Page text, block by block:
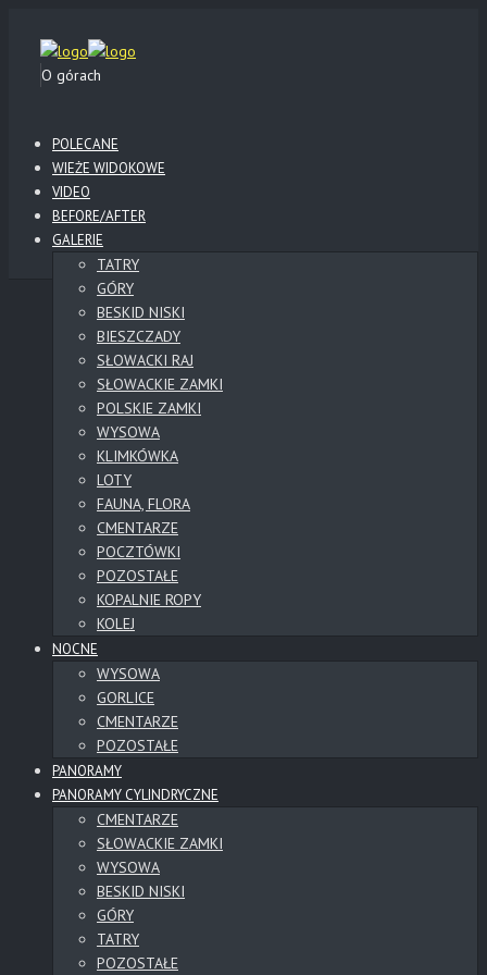
O górach
POLECANE
WIEŻE WIDOKOWE
VIDEO
BEFORE/AFTER
GALERIE
TATRY
GÓRY
BESKID NISKI
BIESZCZADY
SŁOWACKI RAJ
SŁOWACKIE ZAMKI
POLSKIE ZAMKI
WYSOWA
KLIMKÓWKA
LOTY
FAUNA, FLORA
CMENTARZE
POCZTÓWKI
POZOSTAŁE
KOPALNIE ROPY
KOLEJ
NOCNE
WYSOWA
GORLICE
CMENTARZE
POZOSTAŁE
PANORAMY
PANORAMY CYLINDRYCZNE
CMENTARZE
SŁOWACKIE ZAMKI
WYSOWA
BESKID NISKI
GÓRY
TATRY
POZOSTAŁE